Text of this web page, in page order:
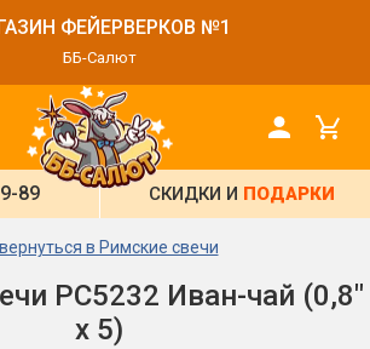
ФЕЙЕРВЕРКОВ №1
ББ-Салют
89 СКИДКИ И ПОДАРКИ
вернуться в Римские свечи
РС5232 Иван-чай (0,8"
х 5)